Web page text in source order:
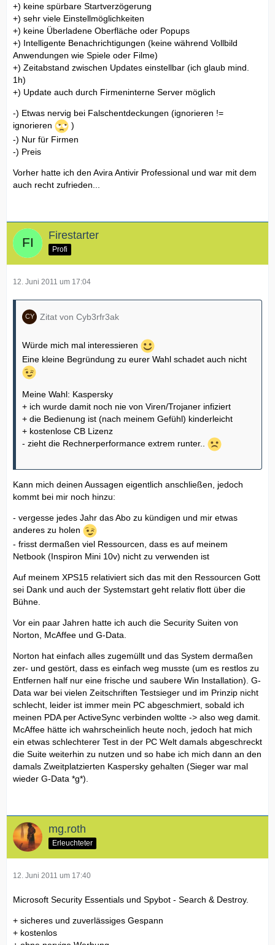
+) keine spürbare Startverzögerung
+) sehr viele Einstellmöglichkeiten
+) keine Überladene Oberfläche oder Popups
+) Intelligente Benachrichtigungen (keine während Vollbild
Anwendungen wie Spiele oder Filme)
+) Zeitabstand zwischen Updates einstellbar (ich glaub mind.
1h)
+) Update auch durch Firmeninterne Server möglich
-) Etwas nervig bei Falschentdeckungen (ignorieren !=
ignorieren
)
-) Nur für Firmen
-) Preis
Vorher hatte ich den Avira Antivir Professional und war mit dem
auch recht zufrieden...
Firestarter
Profi
12. Juni 2011 um 17:04
Zitat von Cyb3rfr3ak
Würde mich mal interessieren
Eine kleine Begründung zu eurer Wahl schadet auch nicht
Meine Wahl: Kaspersky
+ ich wurde damit noch nie von Viren/Trojaner infiziert
+ die Bedienung ist (nach meinem Gefühl) kinderleicht
+ kostenlose CB Lizenz
- zieht die Rechnerperformance extrem runter..
Kann mich deinen Aussagen eigentlich anschließen, jedoch
kommt bei mir noch hinzu:
- vergesse jedes Jahr das Abo zu kündigen und mir etwas
anderes zu holen
- frisst dermaßen viel Ressourcen, dass es auf meinem
Netbook (Inspiron Mini 10v) nicht zu verwenden ist
Auf meinem XPS15 relativiert sich das mit den Ressourcen Gott
sei Dank und auch der Systemstart geht relativ flott über die
Bühne.
Vor ein paar Jahren hatte ich auch die Security Suiten von
Norton, McAffee und G-Data.
Norton hat einfach alles zugemüllt und das System dermaßen
zer- und gestört, dass es einfach weg musste (um es restlos zu
Entfernen half nur eine frische und saubere Win Installation). G-
Data war bei vielen Zeitschriften Testsieger und im Prinzip nicht
schlecht, leider ist immer mein PC abgeschmiert, sobald ich
meinen PDA per ActiveSync verbinden woltte -> also weg damit.
McAffee hätte ich wahrscheinlich heute noch, jedoch hat mich
ein etwas schlechterer Test in der PC Welt damals abgeschreckt
die Suite weiterhin zu nutzen und so habe ich mich dann an den
damals Zweitplatzierten Kaspersky gehalten (Sieger war mal
wieder G-Data *g*).
mg.roth
Erleuchteter
12. Juni 2011 um 17:40
Microsoft Security Essentials und Spybot - Search & Destroy.
+ sicheres und zuverlässiges Gespann
+ kostenlos